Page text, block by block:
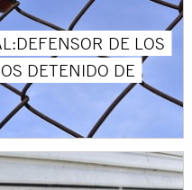
DE LOS
DETENIDO DE